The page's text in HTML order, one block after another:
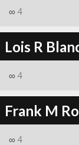
∞ 4
Lois R
∞ 4
Frank M
∞ 4